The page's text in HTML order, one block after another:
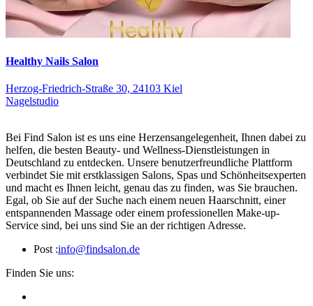
Healthy Nails Salon
Herzog-Friedrich-Straße 30, 24103 Kiel
Nagelstudio
Bei Find Salon ist es uns eine Herzensangelegenheit, Ihnen dabei zu
helfen, die besten Beauty- und Wellness-Dienstleistungen in
Deutschland zu entdecken. Unsere benutzerfreundliche Plattform
verbindet Sie mit erstklassigen Salons, Spas und Schönheitsexperten
und macht es Ihnen leicht, genau das zu finden, was Sie brauchen.
Egal, ob Sie auf der Suche nach einem neuen Haarschnitt, einer
entspannenden Massage oder einem professionellen Make-up-
Service sind, bei uns sind Sie an der richtigen Adresse.
Post :info@findsalon.de
Finden Sie uns: